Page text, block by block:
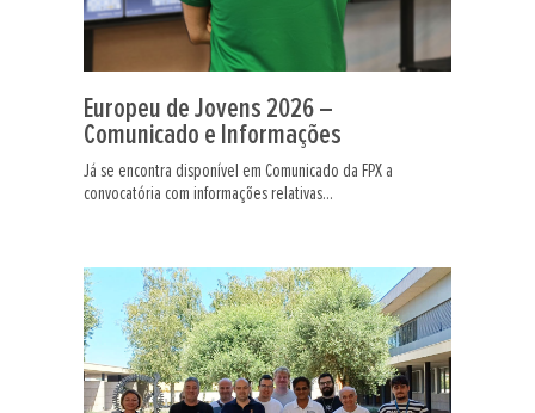
Europeu de Jovens 2026 –
Comunicado e Informações
Já se encontra disponível em Comunicado da FPX a
convocatória com informações relativas...